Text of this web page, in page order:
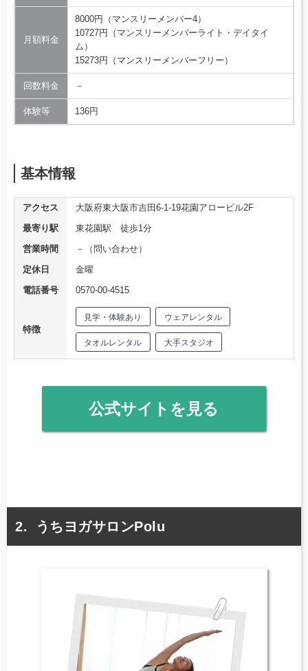
月額料金
8000円（マンスリーメンバー4）
10727円（マンスリーメンバーライト・デイタイ
ム）
15273円（マンスリーメンバーフリー）
回数料金 －
体験等 136円
基本情報
アクセス
大阪府東大阪市吉田6-1-19花園アロービル2F
最寄り駅
東花園駅 徒歩1分
営業時間
－（問い合わせ）
定休日
金曜
電話番号
0570-00-4515
特徴
見学・体験あり ウェアレンタル
タオルレンタル 大手スタジオ
公式サイトを見る
うちヨガサロンPolu